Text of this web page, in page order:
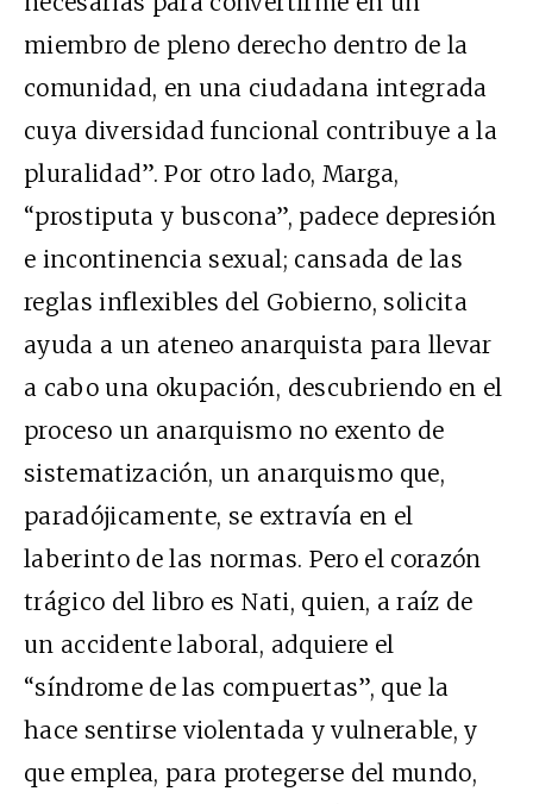
miembro de pleno derecho dentro de la
comunidad, en una ciudadana integrada
cuya diversidad funcional contribuye a la
pluralidad”. Por otro lado, Marga,
“prostiputa y buscona”, padece depresión
e incontinencia sexual; cansada de las
reglas inflexibles del Gobierno, solicita
ayuda a un ateneo anarquista para llevar
a cabo una okupación, descubriendo en el
proceso un anarquismo no exento de
sistematización, un anarquismo que,
paradójicamente, se extravía en el
laberinto de las normas. Pero el corazón
trágico del libro es Nati, quien, a raíz de
un accidente laboral, adquiere el
“síndrome de las compuertas”, que la
hace sentirse violentada y vulnerable, y
que emplea, para protegerse del mundo,